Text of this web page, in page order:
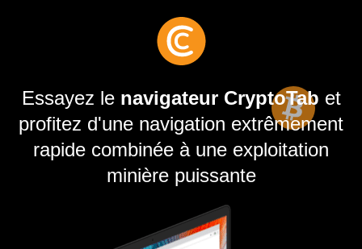
Essayez le navigateur CryptoTab et
profitez d'une navigation extrêmement
rapide combinée à une exploitation
minière puissante